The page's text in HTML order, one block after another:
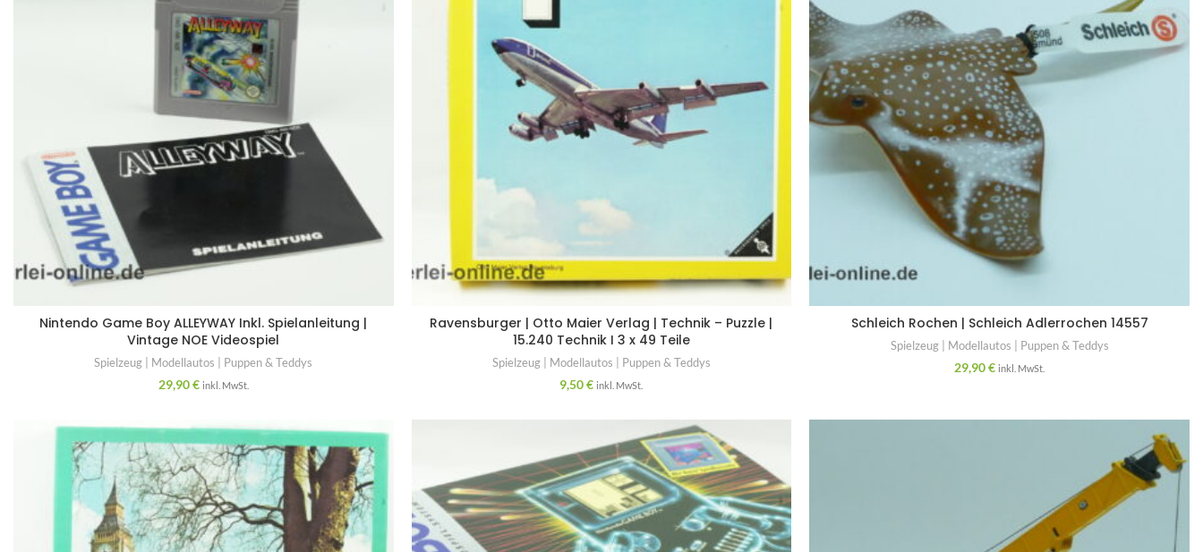
Nintendo Game Boy ALLEYWAY Inkl. Spielanleitung |
Vintage NOE Videospiel
Spielzeug | Modellautos | Puppen & Teddys
29,90€ inkl. MwSt.
Ravensburger | Otto Maier Verlag | Technik – Puzzle |
15.240 Technik I 3 x 49 Teile
Spielzeug | Modellautos | Puppen & Teddys
9,50€ inkl. MwSt.
Schleich Rochen | Schleich Adlerrochen 14557
Spielzeug | Modellautos | Puppen & Teddys
29,90€ inkl. MwSt.